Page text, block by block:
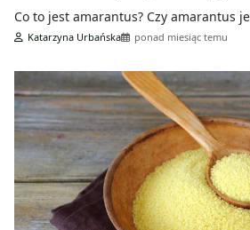
Co to jest amarantus? Czy amarantus
Katarzyna Urbańska ponad miesiąc temu